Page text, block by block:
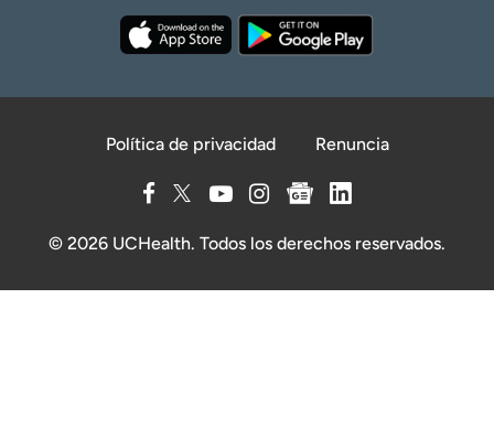
Política de privacidad Renuncia
© 2026 UCHealth. Todos los derechos reservados.